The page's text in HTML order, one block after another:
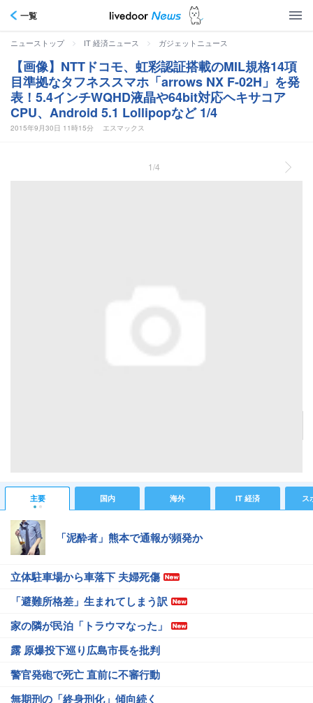
一覧
ニューストップ > IT 経済ニュース > ガジェットニュース
【画像】NTTドコモ、虹彩認証搭載のMIL規格14項
目準拠なタフネススマホ「arrows NX F-02H」を発
表！5.4インチWQHD液晶や64bit対応ヘキサコア
CPU、Android 5.1 Lollipopなど 1/4
2015年9月30日 11時15分 エスマックス
1/4
主要 国内 海外 IT 経済 ス
「泥酔者」熊本で通報が頻発か
立体駐車場から車落下 夫婦死傷
「避難所格差」生まれてしまう訳
家の隣が民泊「トラウマなった」
露 原爆投下巡り広島市長を批判
警官発砲で死亡 直前に不審行動
無期刑の「終身刑化」傾向続く